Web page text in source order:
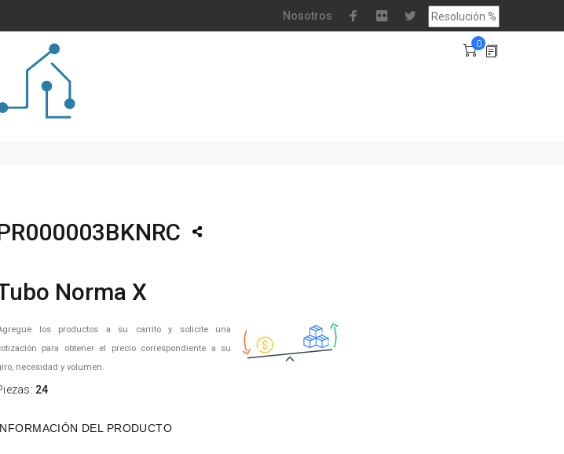
Nosotros
0
Norma X
los productos a su carrito y solicite una
para obtener el precio correspondiente a su
necesidad y volumen.
24
DEL PRODUCTO